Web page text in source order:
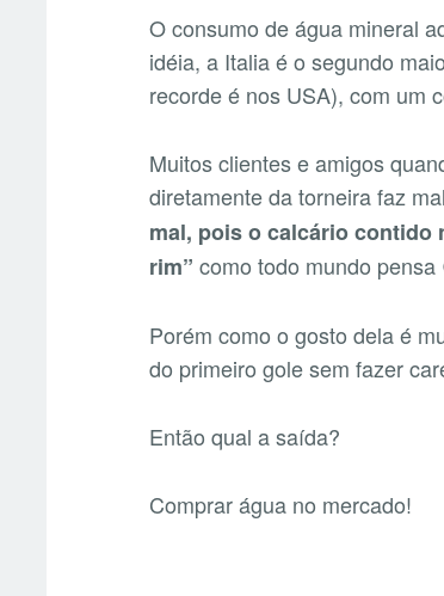
O consumo de água mineral
idéia, a Italia é o segundo
recorde é nos USA), com um
Muitos clientes e amigos
diretamente da torneira faz
mal, pois o calcário contido
rim” como todo mundo pensa
Porém como o gosto dela é
do primeiro gole sem fazer
Então qual a saída?
Comprar água no mercado!